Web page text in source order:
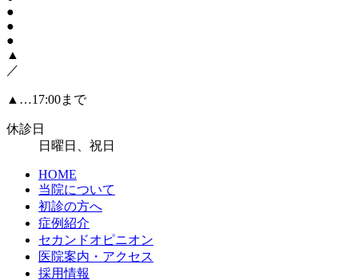
●
●
●
▲
／
▲…17:00まで
休診日
日曜日、祝日
HOME
当院について
初診の方へ
症例紹介
セカンドオピニオン
医院案内・アクセス
採用情報